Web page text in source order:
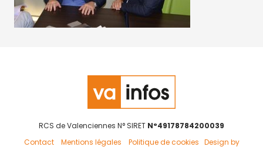
RCS de Valenciennes N° SIRET N°49178784200039
Contact
Mentions légales Politique de cookies Design by